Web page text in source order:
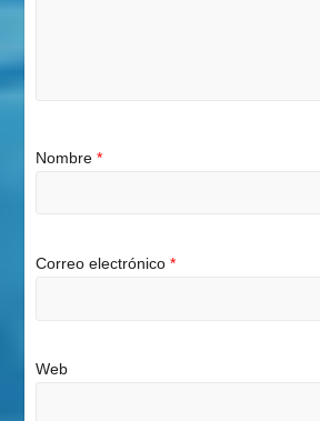
Nombre *
Correo electrónico *
Web